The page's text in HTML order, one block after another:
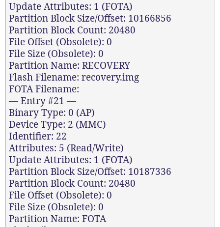
Update Attributes: 1 (FOTA)
Partition Block Size/Offset: 10166856
Partition Block Count: 20480
File Offset (Obsolete): 0
File Size (Obsolete): 0
Partition Name: RECOVERY
Flash Filename: recovery.img
FOTA Filename:
— Entry #21 —
Binary Type: 0 (AP)
Device Type: 2 (MMC)
Identifier: 22
Attributes: 5 (Read/Write)
Update Attributes: 1 (FOTA)
Partition Block Size/Offset: 10187336
Partition Block Count: 20480
File Offset (Obsolete): 0
File Size (Obsolete): 0
Partition Name: FOTA